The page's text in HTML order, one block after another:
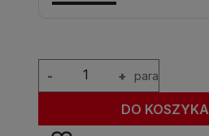
+
- para
DO KOSZYKA